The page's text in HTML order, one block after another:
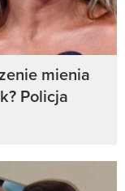
mienia
Policja